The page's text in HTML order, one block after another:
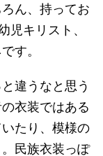
ん、持ってお
児キリスト、
す。
違うなと思う
衣装ではある
たり、模様の
民族衣装っぽ